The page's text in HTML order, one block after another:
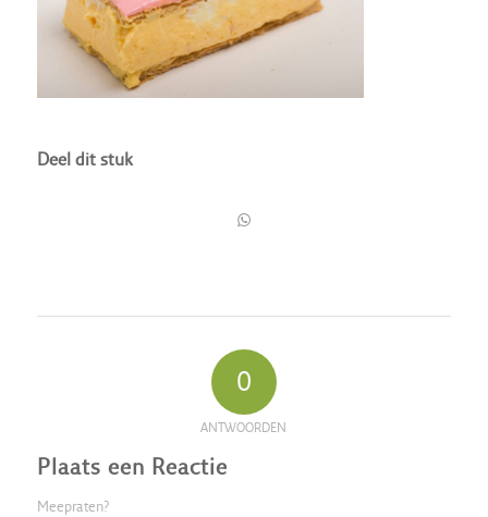
Deel dit stuk
0
ANTWOORDEN
Plaats een Reactie
Meepraten?